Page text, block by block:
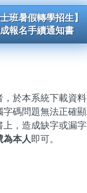
士班暑假轉學招生】
報名手續通知書
，於本系統下載資
字碼問題無法正確
上，造成缺字或漏
為本人即可。